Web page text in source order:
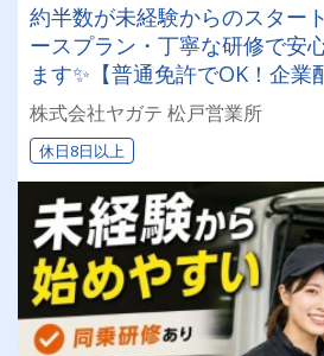
約半数が未経験からのスター
ースプラン・丁寧な研修で安
ます✨【普通免許でOK！企業
バー！！】日払い・週払い
活安定♪＼社員登用実績あり◎
狙えます！／
株式会社ヤガテ 松戸営業所
休日8日以上